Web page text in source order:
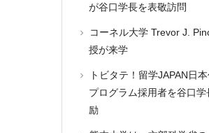
が谷口学長を表敬訪問
コーネル大学 Trevor J.
授が来学
トビタテ！留学JAPAN日
プログラム採用者を谷口学
励